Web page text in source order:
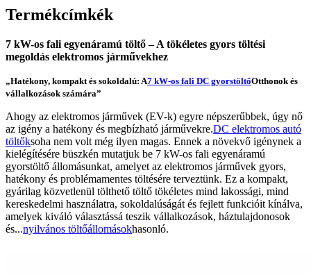
Termékcímkék
7 kW-os fali egyenáramú töltő – A tökéletes gyors töltési
megoldás elektromos járművekhez
„Hatékony, kompakt és sokoldalú: A7 kW-os fali DC gyorstöltőOtthonok és
vállalkozások számára”
Ahogy az elektromos járművek (EV-k) egyre népszerűbbek, úgy nő
az igény a hatékony és megbízható járművekre.DC elektromos autó
töltőksoha nem volt még ilyen magas. Ennek a növekvő igénynek a
kielégítésére büszkén mutatjuk be 7 kW-os fali egyenáramú
gyorstöltő állomásunkat, amelyet az elektromos járművek gyors,
hatékony és problémamentes töltésére terveztünk. Ez a kompakt,
gyárilag közvetlenül tölthető töltő tökéletes mind lakossági, mind
kereskedelmi használatra, sokoldalúságát és fejlett funkcióit kínálva,
amelyek kiváló választássá teszik vállalkozások, háztulajdonosok
és...nyilvános töltőállomásokhasonló.